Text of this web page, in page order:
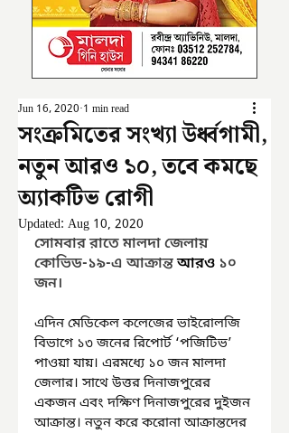
সংক্রমিতের সংখ্যা উর্ধ্বগামী,
নতুন আরও ১০, তবে কমছে
অ্যাকটিভ রোগী
Jun 16, 2020 1 min read
Updated: Aug 10, 2020
সোমবার রাতে মালদা জেলায়
কোভিড-১৯-এ আক্রান্ত আরও ১০
জন।
এদিন মেডিকেল কলেজের ভাইরোলজি
বিভাগে ১৩ জনের রিপোর্ট ‘পজিটিভ’
পাওয়া যায়। এরমধ্যে ১০ জন মালদা
জেলার। সাথে উত্তর দিনাজপুরের
একজন এবং দক্ষিণ দিনাজপুরের দুইজন
আক্রান্ত। নতুন করে করোনা আক্রান্তদের